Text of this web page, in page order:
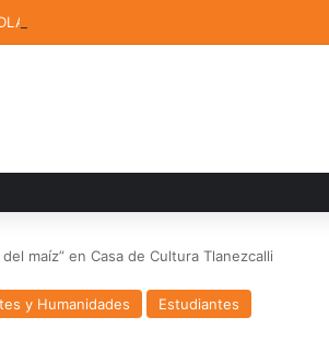
fortalece su acervo con nuevas obras de
maíz” en Casa de Cultura Tlanezcalli
y Humanidades
Estudiantes